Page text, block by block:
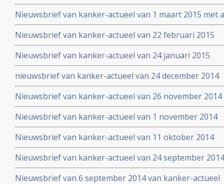
Nieuwsbrief van kanker-actueel van 1 maart 2015 met
wetenschappelijk bewezen niet-toxische middelen en
Nieuwsbrief van kanker-actueel van 22 februari 2015
Nieuwsbrief van kanker-actueel van 24 januari 2015
nieuwsbrief van kanker-actueel van 24 december 2014
Nieuwsbrief van kanker-actueel van 26 november 2014
Nieuwsbrief van kanker-actueel van 1 november 2014
Nieuwsbrief van kanker-actueel van 11 oktober 2014
Nieuwsbrief van kanker-actueel van 24 september 2014
Nieuwsbrief van 6 september 2014 van kanker-actueel